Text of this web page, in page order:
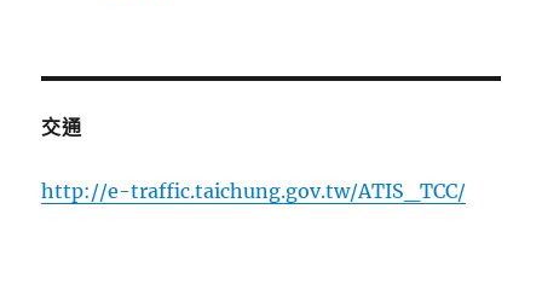
交通
http://e-traffic.taichung.gov.tw/ATIS_TCC/